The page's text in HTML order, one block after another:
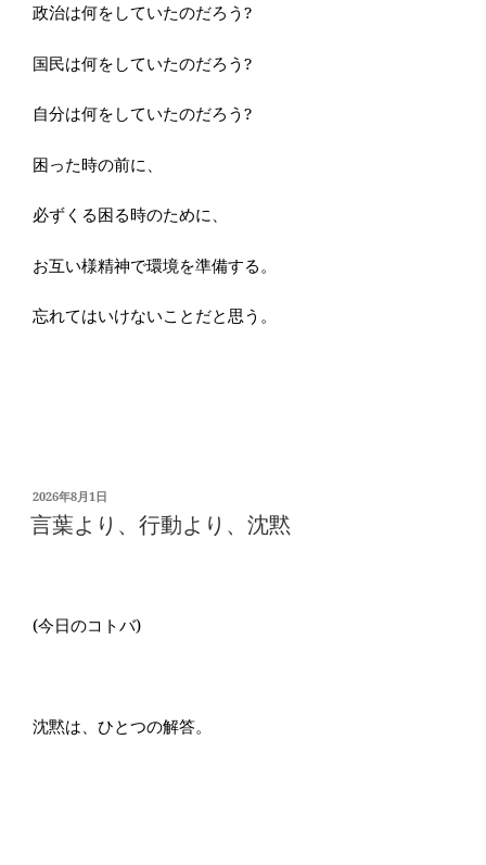
政治は何をしていたのだろう?
国民は何をしていたのだろう?
自分は何をしていたのだろう?
困った時の前に、
必ずくる困る時のために、
お互い様精神で環境を準備する。
忘れてはいけないことだと思う。
投
稿
日:
2026年8月1日
言葉より、行動より、沈黙
(今日のコトバ)
沈黙は、ひとつの解答。